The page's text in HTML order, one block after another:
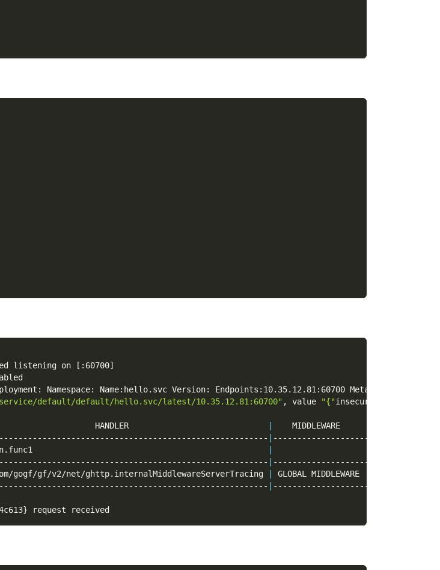
listening on [ :60700]
Namespace: Name:hello.svc Version: Endpoints:10.35.12.81:60700 Metadata:map
default/default/hello.svc/latest/10.35.12.81:60700" , value "{"insecure
HANDLER
    MIDDLEWARE
--------------------
--------------------
gogf/gf/v2/net/ghttp.internalMiddlewareServerTracing
GLOBAL MIDDLEWARE
--------------------
} request received